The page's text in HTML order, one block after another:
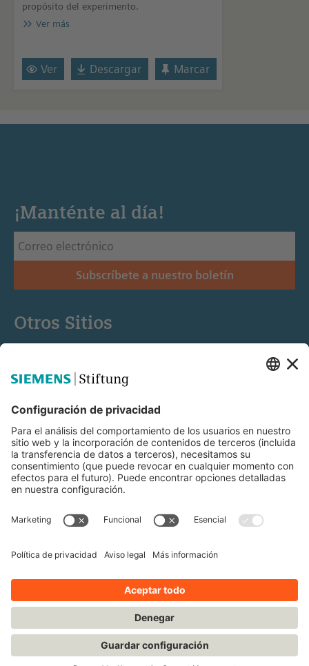
propósito del experimento.
Ver más
Ver Descargar Marcar
¡Manténte al día!
Subscríbete a nuestro boletín
Otros Sitios
Educación STEM
Mediaportal
© Siemens Stiftung 2025
Condiciones de uso